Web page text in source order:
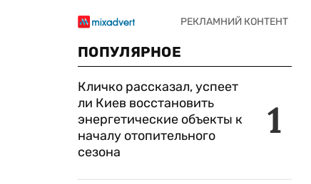
ПОПУЛЯРНОЕ
1
Кличко рассказал, успеет
ли Киев восстановить
энергетические объекты к
началу отопительного
сезона